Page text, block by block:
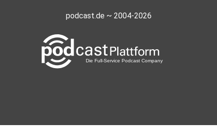
podcast.de ~ 2004-2026